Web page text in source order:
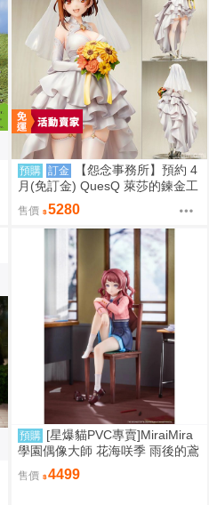
預購 訂金
【怨念事務所】預約 4
月(免訂金) QuesQ 萊莎的鍊金工
房 萊莎琳 斯托特 婚紗禮服Ver 1/
7 1025
售價 5280
預購 [星爆貓PVC專賣]MiraiMira
學園偶像大師 花海咲季 雨後的鳶
尾花 特訓前Ver. 1/7 預計2027/07
到貨
售價 4499